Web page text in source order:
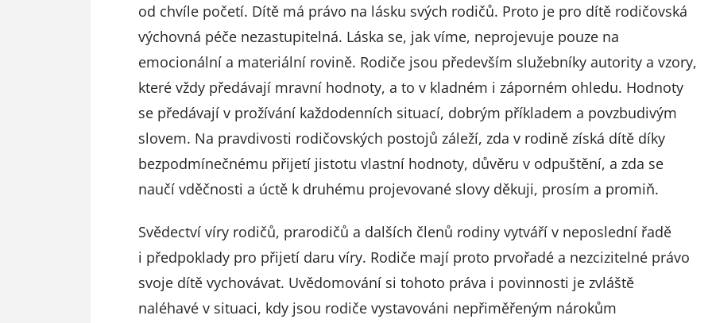
od chvíle početí. Dítě má právo na lásku svých rodičů. Proto je pro dítě rodičovská
výchovná péče nezastupitelná. Láska se, jak víme, neprojevuje pouze na
emocionální a materiální rovině. Rodiče jsou především služebníky autority a vzory,
které vždy předávají mravní hodnoty, a to v kladném i záporném ohledu. Hodnoty
se předávají v prožívání každodenních situací, dobrým příkladem a povzbudivým
slovem. Na pravdivosti rodičovských postojů záleží, zda v rodině získá dítě díky
bezpodmínečnému přijetí jistotu vlastní hodnoty, důvěru v odpuštění, a zda se
naučí vděčnosti a úctě k druhému projevované slovy děkuji, prosím a promiň.
Svědectví víry rodičů, prarodičů a dalších členů rodiny vytváří v neposlední řadě
i předpoklady pro přijetí daru víry. Rodiče mají proto prvořadé a nezcizitelné právo
svoje dítě vychovávat. Uvědomování si tohoto práva i povinnosti je zvláště
naléhavé v situaci, kdy jsou rodiče vystavováni nepřiměřeným nárokům